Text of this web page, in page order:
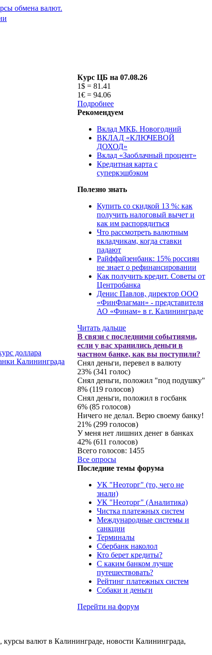
доллара
Калининграда
Курс ЦБ на 07.08.26
1$ = 81.41
1€ = 94.06
Подробнее
Рекомендуем
Вклад МКБ. Новогодний
ВКЛАД «КЛЮЧЕВОЙ
ДОХОД»
Вклад «Заоблачный процент»
Кредитная карта с
суперкэшбэком
Полезно знать
Купить со скидкой 13 %: как
получить налоговый вычет и
как им распорядиться
Что рассмотреть валютным
вкладчикам, когда ставки
падают
Райффайзенбанк: 15% россиян
не знает о рефинансировании
Как получить кредит. Советы от
Центробанка
Денис Павлов, директор ООО
«ФинФлагман» - представителя
АО «Финам» в г. Калининграде
Читать дальше
В связи с последними событиями,
если у вас хранились деньги в
частном банке, как вы поступили?
Снял деньги, перевел в валюту
23% (341 голос)
Снял деньги, положил "под подушку"
8% (119 голосов)
Снял деньги, положил в госбанк
6% (85 голосов)
Ничего не делал. Верю своему банку!
21% (299 голосов)
У меня нет лишних денег в банках
42% (611 голосов)
Всего голосов: 1455
Все опросы
Последние темы форума
УК "Неоторг" (то, чего не
знали)
УК "Неоторг" (Аналитика)
Чистка платежных систем
Международные системы и
санкции
Терминалы
Сбербанк наколол
Кто берет кредиты?
С каким банком лучше
путешествовать?
Рейтинг платежных систем
Собаки и деньги
Перейти на форум
валют в Калининграде, новости Калининграда,